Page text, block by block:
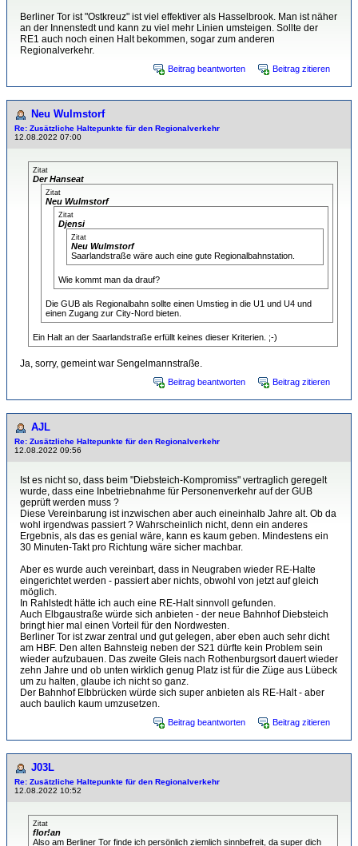
Berliner Tor ist "Ostkreuz" ist viel effektiver als Hasselbrook. Man ist näher
an der Innenstedt und kann zu viel mehr Linien umsteigen. Sollte der
RE1 auch noch einen Halt bekommen, sogar zum anderen
Regionalverkehr.
Beitrag beantworten Beitrag zitieren
Neu Wulmstorf
Re: Zusätzliche Haltepunkte für den Regionalverkehr
12.08.2022 07:00
Zitat
Der Hanseat
Zitat
Neu Wulmstorf
Zitat
Djensi
Zitat
Neu Wulmstorf
Saarlandstraße wäre auch eine gute Regionalbahnstation.
Wie kommt man da drauf?
Die GUB als Regionalbahn sollte einen Umstieg in die U1 und U4 und
einen Zugang zur City-Nord bieten.
Ein Halt an der Saarlandstraße erfüllt keines dieser Kriterien. ;-)
Ja, sorry, gemeint war Sengelmannstraße.
Beitrag beantworten Beitrag zitieren
AJL
Re: Zusätzliche Haltepunkte für den Regionalverkehr
12.08.2022 09:56
Ist es nicht so, dass beim "Diebsteich-Kompromiss" vertraglich geregelt
wurde, dass eine Inbetriebnahme für Personenverkehr auf der GUB
geprüft werden muss ?
Diese Vereinbarung ist inzwischen aber auch eineinhalb Jahre alt. Ob da
wohl irgendwas passiert ? Wahrscheinlich nicht, denn ein anderes
Ergebnis, als das es genial wäre, kann es kaum geben. Mindestens ein
30 Minuten-Takt pro Richtung wäre sicher machbar.
Aber es wurde auch vereinbart, dass in Neugraben wieder RE-Halte
eingerichtet werden - passiert aber nichts, obwohl von jetzt auf gleich
möglich.
In Rahlstedt hätte ich auch eine RE-Halt sinnvoll gefunden.
Auch Elbgaustraße würde sich anbieten - der neue Bahnhof Diebsteich
bringt hier mal einen Vorteil für den Nordwesten.
Berliner Tor ist zwar zentral und gut gelegen, aber eben auch sehr dicht
am HBF. Den alten Bahnsteig neben der S21 dürfte kein Problem sein
wieder aufzubauen. Das zweite Gleis nach Rothenburgsort dauert wieder
zehn Jahre und ob unten wirklich genug Platz ist für die Züge aus Lübeck
um zu halten, glaube ich nicht so ganz.
Der Bahnhof Elbbrücken würde sich super anbieten als RE-Halt - aber
auch baulich kaum umzusetzen.
Beitrag beantworten Beitrag zitieren
J03L
Re: Zusätzliche Haltepunkte für den Regionalverkehr
12.08.2022 10:52
Zitat
flor!an
Also am Berliner Tor finde ich persönlich ziemlich sinnbefreit, da super dich